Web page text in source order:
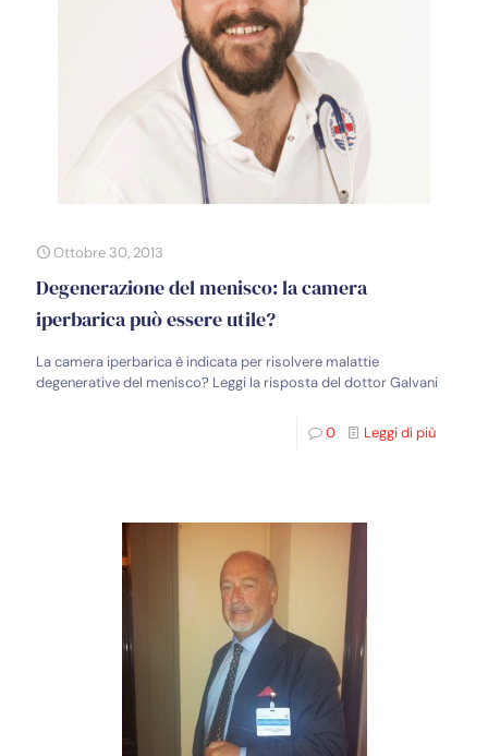
Ottobre 30, 2013
Degenerazione del menisco: la camera
iperbarica può essere utile?
La camera iperbarica è indicata per risolvere malattie
degenerative del menisco? Leggi la risposta del dottor Galvani
0 Leggi di più